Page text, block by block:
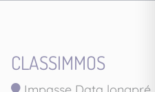
CLASSIMMOS